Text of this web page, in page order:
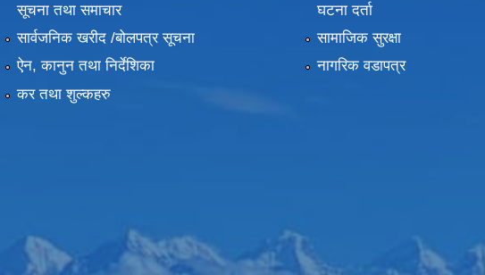
सूचना तथा समाचार
सार्वजनिक खरीद /बोलपत्र सूचना
ऐन, कानुन तथा निर्देशिका
कर तथा शुल्कहरु
घटना दर्ता
सामाजिक सुरक्षा
नागरिक वडापत्र